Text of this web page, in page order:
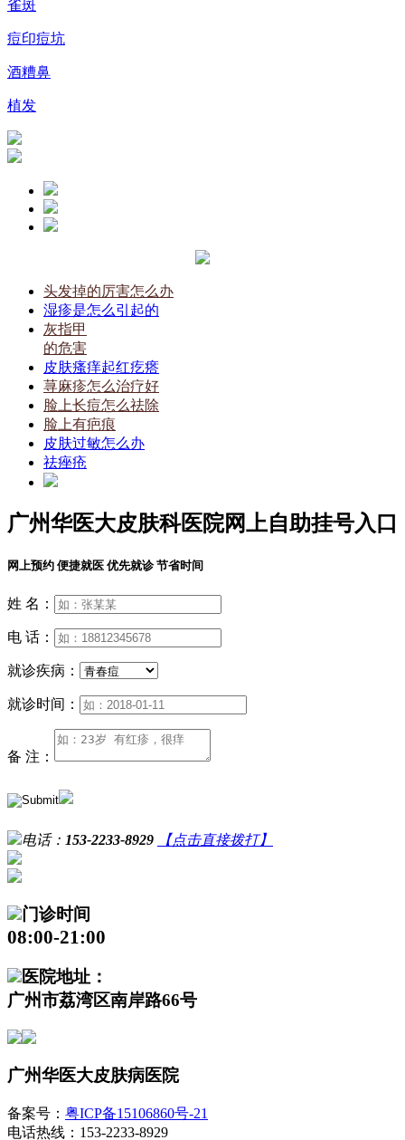
雀斑
痘印痘坑
酒糟鼻
植发
头发掉的厉害怎么办
湿疹是怎么引起的
灰指甲
的危害
皮肤瘙痒起红疙瘩
荨麻疹怎么治疗好
脸上长痘怎么祛除
脸上有疤痕
皮肤过敏怎么办
祛痤疮
广州华医大皮肤科医院网上自助挂号入口
网上预约 便捷就医 优先就诊 节省时间
姓 名：
电 话：
就诊疾病：
就诊时间：
备 注：
电话： 153-2233-8929 【点击直接拨打】
门诊时间
08:00-21:00
医院地址：
广州市荔湾区南岸路66号
广州华医大皮肤病医院
备案号： 粤ICP备15106860号-21
电话热线：153-2233-8929